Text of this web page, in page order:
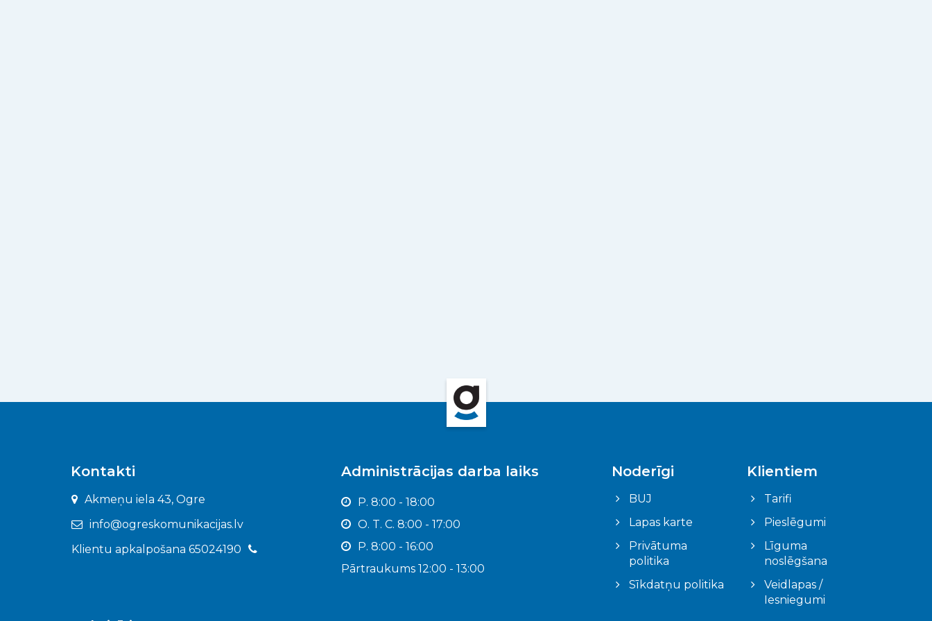
Kontakti
Akmeņu iela 43, Ogre
info@ogreskomunikacijas.lv
Klientu apkalpošana 65024190
Administrācijas darba laiks
P. 8:00 - 18:00
O. T. C. 8:00 - 17:00
P. 8:00 - 16:00
Pārtraukums 12:00 - 13:00
Noderīgi
BUJ
Lapas karte
Privātuma
politika
Sīkdatņu politika
Klientiem
Tarifi
Pieslēgumi
Līguma
noslēgšana
Veidlapas /
Iesniegumi